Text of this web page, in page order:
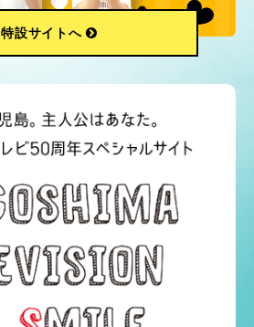
特設サイトへ